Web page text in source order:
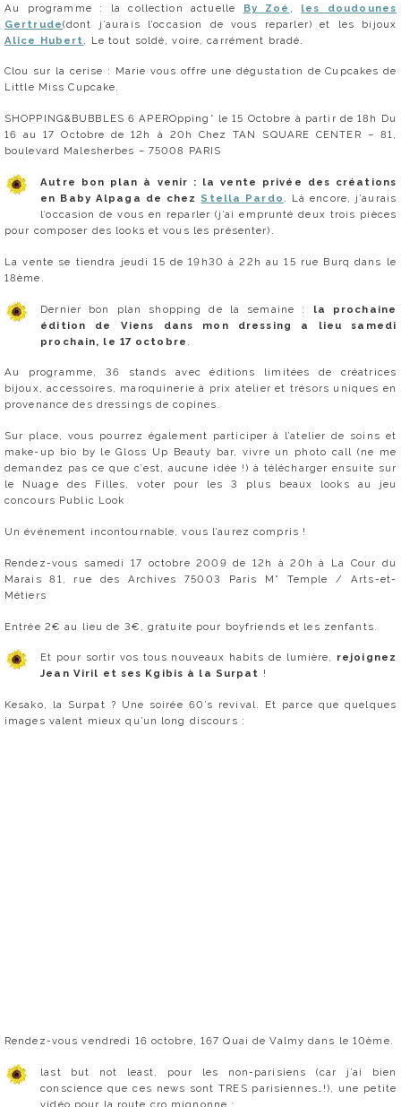
Au programme : la collection actuelle By Zoé
les doudounes
Gertrude(dont j’aurais l’occasion de vous reparler) et les bijoux
Alice Hubert
. Le tout soldé, voire, carrément bradé.
Clou sur la cerise : Marie vous offre une dégustation de Cupcakes de
Little Miss Cupcake.
SHOPPING&BUBBLES 6 APEROpping* le 15 Octobre à partir de 18h Du
16 au 17 Octobre de 12h à 20h Chez TAN SQUARE CENTER – 81,
boulevard Malesherbes – 75008 PARIS
Autre bon plan à venir : la vente privée des créations
en Baby Alpaga de chez Stella Pardo . Là encore, j’aurais
l’occasion de vous en reparler (j’ai emprunté deux trois pièces
pour composer des looks et vous les présenter).
La vente se tiendra jeudi 15 de 19h30 à 22h au 15 rue Burq dans le
18ème.
Dernier bon plan shopping de la semaine :
la prochaine
édition de Viens dans mon dressing a lieu samedi
prochain, le 17 octobre
Au programme, 36 stands avec éditions limitées de créatrices
bijoux, accessoires, maroquinerie à prix atelier et trésors uniques en
provenance des dressings de copines.
Sur place, vous pourrez également participer à l’atelier de soins et
make-up bio by le Gloss Up Beauty bar, vivre un photo call (ne me
demandez pas ce que c’est, aucune idée !) à télécharger ensuite sur
le Nuage des Filles, voter pour les 3 plus beaux looks au jeu
concours Public Look
Un événement incontournable, vous l’aurez compris !
Rendez-vous samedi 17 octobre 2009 de 12h à 20h à La Cour du
Marais 81, rue des Archives 75003 Paris M° Temple / Arts-et-
Métiers
Entrée 2€ au lieu de 3€, gratuite pour boyfriends et les zenfants.
Et pour sortir vos tous nouveaux habits de lumière, rejoignez
Jean Viril et ses Kgibis à la Surpat !
Kesako, la Surpat ? Une soirée 60’s revival. Et parce que quelques
images valent mieux qu’un long discours :
Rendez-vous vendredi 16 octobre, 167 Quai de Valmy dans le 10ème.
last but not least, pour les non-parisiens (car j’ai bien
conscience que ces news sont TRES parisiennes…!), une petite
vidéo pour la route cro mignonne :